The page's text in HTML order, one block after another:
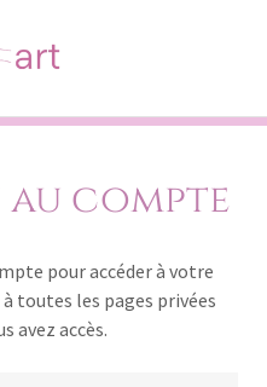
compte
pour accéder à votre
toutes les pages privées
avez accès.